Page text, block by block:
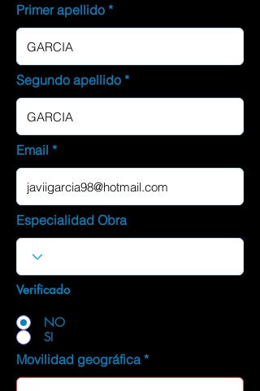
Primer apellido
Segundo apellido
Email
Especialidad Obra
Verificado
NO
SI
Movilidad geográfica